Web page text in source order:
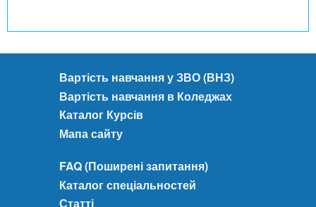
Вартість навчання у ЗВО (ВНЗ)
Вартість навчання в Коледжах
Каталог Курсів
Мапа сайту
FAQ (Поширені запитання)
Каталог спеціальностей
Статті